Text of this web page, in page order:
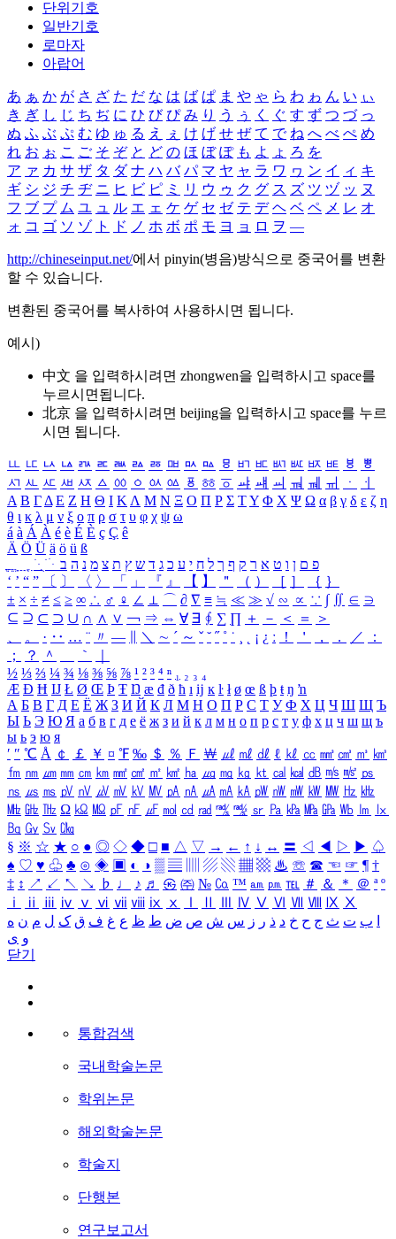
단위기호
일반기호
로마자
아랍어
あ ぁ か が さ ざ た だ な は ば ぱ ま や ゃ ら わ ゎ ん い ぃ
き ぎ し じ ち ぢ に ひ び ぴ み り う ぅ く ぐ す ず つ づ っ
ぬ ふ ぶ ぷ む ゆ ゅ る え ぇ け げ せ ぜ て で ね へ べ ぺ め
れ お ぉ こ ご そ ぞ と ど の ほ ぼ ぽ も よ ょ ろ を
ア ァ カ サ ザ タ ダ ナ ハ バ パ マ ヤ ャ ラ ワ ヮ ン イ ィ キ
ギ シ ジ チ ヂ ニ ヒ ビ ピ ミ リ ウ ゥ ク グ ス ズ ツ ヅ ッ ヌ
フ ブ プ ム ユ ュ ル エ ェ ケ ゲ セ ゼ テ デ ヘ ベ ペ メ レ オ
ォ コ ゴ ソ ゾ ト ド ノ ホ ボ ポ モ ヨ ョ ロ ヲ ―
http://chineseinput.net/에서 pinyin(병음)방식으로 중국어를 변환
할 수 있습니다.
변환된 중국어를 복사하여 사용하시면 됩니다.
예시)
中文 을 입력하시려면 zhongwen을 입력하시고 space를
누르시면됩니다.
北京 을 입력하시려면 beijing을 입력하시고 space를 누르
시면 됩니다.
ㅥ ㅦ ㅧ ㅨ ㅩ ㅪ ㅫ ㅬ ㅭ ㅮ ㅯ ㅰ ㅱ ㅲ ㅳ ㅴ ㅵ ㅶ ㅷ ㅸ
ㅹ
ㅺ ㅻ ㅼ ㅽ ㅾ ㅿ ㆀ ㆁ ㆂ ㆃ ㆄ ㆅ ㆆ ㆇ ㆈ ㆉ ㆊ ㆋ ㆌ ㆍ
ㆎ
Α Β ΓΔ Ε Ζ Η Θ Ι ΚΛ Μ Ν Ξ Ο Π Ρ Σ ΤΥ Φ Χ Ψ Ω α β γ δ ε ζ η
θ ι κ λ μ ν ξ ο π ρ σ τ υ φ χ ψ ω
á à Á À é è É È ç Ç ê
Ä Ö Ü ä ö ü ß
ִֶֹ ֻּ ׁׂ פ ם ן ו ט א ר ק ף ך ל ח י ע כ ג ד ש ץ ת צ מ נ ה ב
‘ ’ “ ” 〔 〕 〈 〉 「 」 『 』 【 】 ＂ （ ） ［ ］ ｛ ｝
± × ÷ ≠ ≤ ≥ ∞ ∴ ♂ ♀ ∠ ⊥ ⌒ ∂ ∇ ≡ ≒ ≪ ≫ √ ∽ ∝ ∵ ∫ ∬ ∈ ∋
⊆ ⊇ ⊂ ⊃ ∪ ∩ ∧ ∨ ￢ ⇒ ⇔ ∀ ∃ ∮ ∑ ∏ ＋ － ＜ ＝
＞
、
。 · ‥ … ¨ 〃 ― ＼ ∼ ´ ～ ˇ ˘ ˝ ˚ ˙ ¸ ¡ ¿ ː ！ ＇ ， ． ／
：
；
？ ＾ ｀
½ ⅓ ⅔ ¼ ¾ ⅛ ⅜ ⅝ ⅞ ¹ ² ³ ⁴ ⁿ ₁ ₂ ₃ ₄
Æ Ð Ħ Ĳ Ł Ø Œ Þ Ŧ Ŋ æ đ ð ħ ı ĳ ĸ ŀ ł ø œ ß þ ŧ ŋ ŉ
А Б В Г Д Е Ё Ж З И Й К Л М Н О П Р С Т У Ф Х Ц Ч Ш Щ Ъ
Ы Ь Э Ю Я а б в г д е ё ж з и й к л м н о п р с т у ф х ц ч ш щ ъ
ы ь э ю я
′ ″ ℃ Å ￠ ￡ ￥ ¤ ℉ ‰ ＄ ％ Ｆ ￦ ㎕ ㎖ ㎗ ℓ ㎘ ㏄ ㎣ ㎤ ㎥ ㎦
㎙ ㎚ ㎛ ㎜ ㎝ ㎞ ㎟ ㎠ ㎡ ㎢ ㏊ ㎍ ㎎ ㎏ ㏏ ㎈ ㎉ ㏈ ㎧ ㎨ ㎰
㎱ ㎲ ㎳ ㎴ ㎵ ㎶ ㎷ ㎸ ㎹ ㎀ ㎁ ㎂ ㎃ ㎄ ㎺ ㎻ ㎽ ㎾ ㎿ ㎐ ㎑
㎒ ㎓ ㎔ Ω ㏀ ㏁ ㎊ ㎋ ㎌ ㏖ ㏅ ㎭ ㎮ ㎯ ㏛ ㎩ ㎪ ㎫ ㎬ ㏝ ㏐
㏓
㏃ ㏉ ㏜ ㏆
§ ※ ☆ ★ ○ ● ◎ ◇ ◆ □ ■ △ ▽ → ← ↑ ↓ ↔ 〓 ◁ ◀ ▷ ▶ ♤
♠ ♡ ♥ ♧ ♣ ⊙ ◈ ▣ ◐ ◑ ▒ ▤ ▨ ▧ ▦ ▩ ♨ ☏ ☎ ☜ ☞ ¶ †
‡ ↕ ↗ ↙ ↖ ↘ ♭ ♩ ♪ ♬ ㉿ ㈜ № ㏇ ™ ㏂ ㏘ ℡ ＃ ＆ ＊ ＠ ª º
ⅰ
ⅱ ⅲ ⅳ ⅴ ⅵ ⅶ ⅷ ⅸ ⅹ Ⅳ Ⅴ Ⅵ Ⅶ Ⅷ Ⅸ Ⅹ
ب ت ث ج ح خ د ذ ر ز س ش ص ض ط ظ ع غ ف ق ک ل م ن ه
و ی
닫기
통합검색
국내학술논문
학위논문
해외학술논문
학술지
단행본
연구보고서